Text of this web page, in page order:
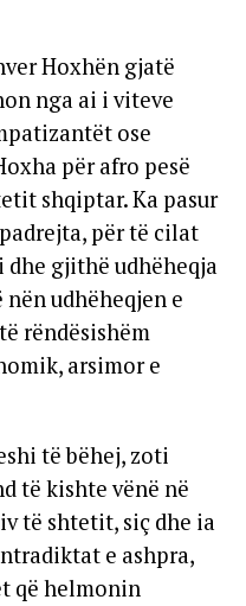
Hoxhën gjatë
nga ai i viteve
ose
për afro pesë
shqiptar. Ka pasur
për të cilat
dhe gjithë udhëheqja
nën udhëheqjen e
rëndësishëm
arsimor e
të bëhej, zoti
të kishte vënë në
të shtetit, siç dhe ia
e ashpra,
që helmonin